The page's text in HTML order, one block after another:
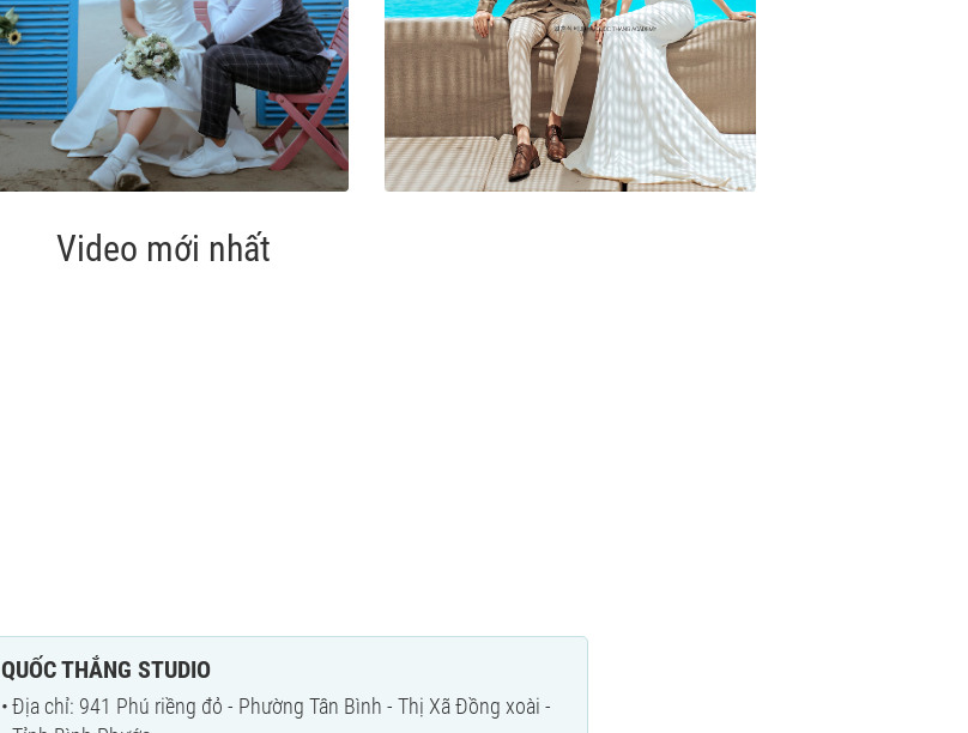
Video mới nhất
QUỐC THẮNG STUDIO
Địa chỉ: 941 Phú riềng đỏ - Phường Tân Bình - Thị Xã Đồng xoài -